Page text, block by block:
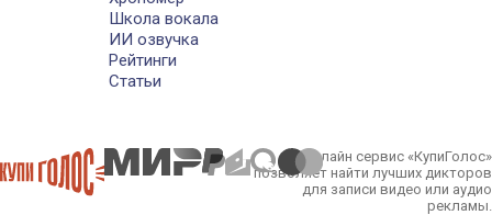
Школа вокала
ИИ озвучка
Рейтинги
Статьи
Онлайн сервис «КупиГолос»
позволяет найти лучших дикторов
для записи видео или аудио
рекламы.